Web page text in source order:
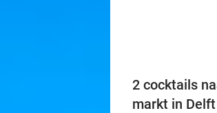
2 cocktails
markt in Delft